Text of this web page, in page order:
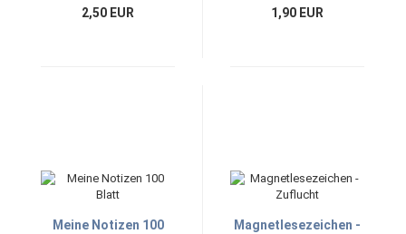
2,50 EUR 1,90 EUR
Meine Notizen 100
Magnetlesezeichen -